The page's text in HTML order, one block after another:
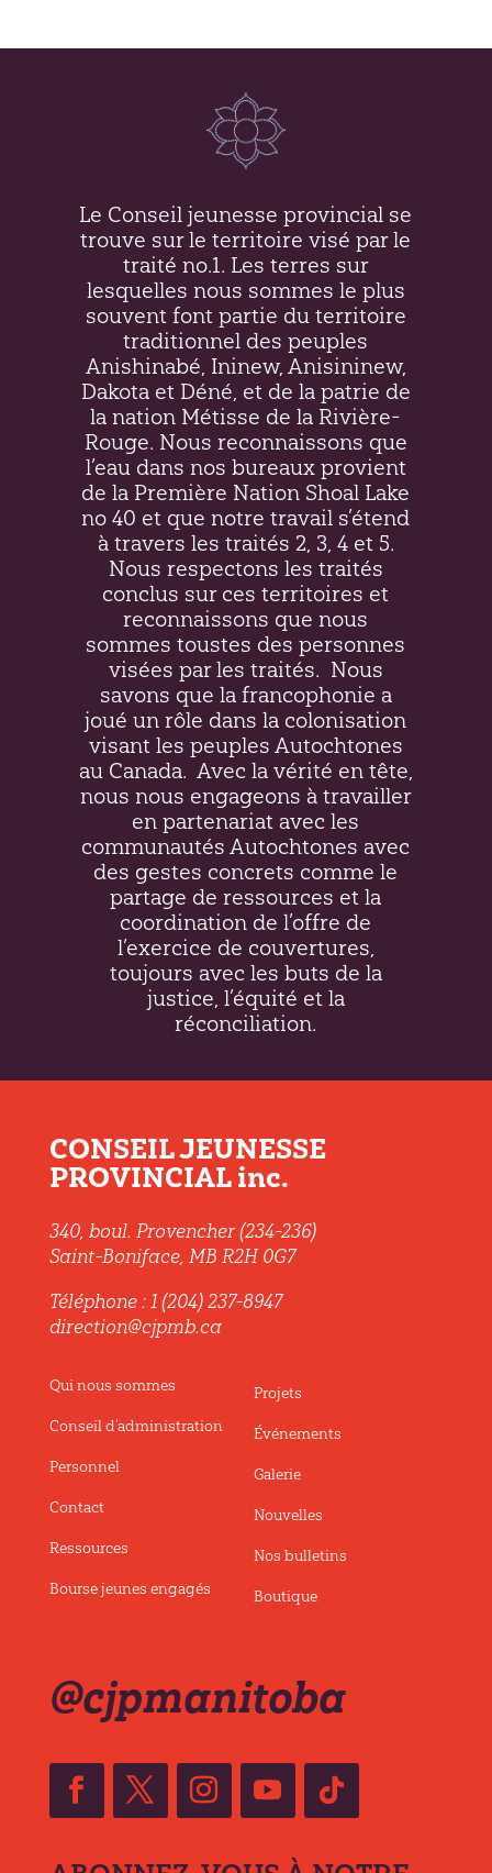
Le Conseil jeunesse provincial se
trouve sur le territoire visé par le
traité no.1. Les terres sur
lesquelles nous sommes le plus
souvent font partie du territoire
traditionnel des peuples
Anishinabé, Ininew, Anisininew,
Dakota et Déné, et de la patrie de
la nation Métisse de la Rivière-
Rouge. Nous reconnaissons que
l’eau dans nos bureaux provient
de la Première Nation Shoal Lake
no 40 et que notre travail s’étend
à travers les traités 2, 3, 4 et 5.
Nous respectons les traités
conclus sur ces territoires et
reconnaissons que nous
sommes toustes des personnes
visées par les traités. Nous
savons que la francophonie a
joué un rôle dans la colonisation
visant les peuples Autochtones
au Canada. Avec la vérité en tête,
nous nous engageons à travailler
en partenariat avec les
communautés Autochtones avec
des gestes concrets comme le
partage de ressources et la
coordination de l’offre de
l’exercice de couvertures,
toujours avec les buts de la
justice, l’équité et la
réconciliation.
CONSEIL JEUNESSE
PROVINCIAL inc.
340, boul. Provencher (234-236)
Saint-Boniface, MB R2H 0G7
Téléphone : 1 (204) 237-8947
direction@cjpmb.ca
Qui nous sommes
Conseil d’administration
Personnel
Contact
Ressources
Bourse jeunes engagés
Projets
Événements
Galerie
Nouvelles
Nos bulletins
Boutique
@cjpmanitoba